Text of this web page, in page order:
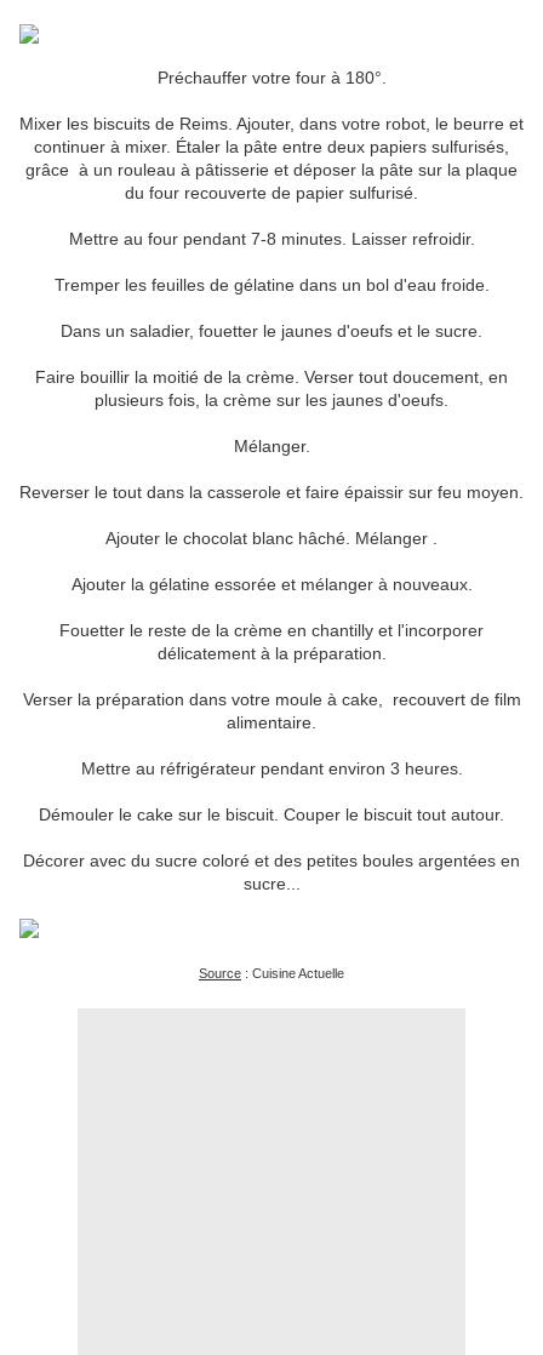
Préchauffer votre four à 180°.
Mixer les biscuits de Reims. Ajouter, dans votre robot, le beurre et
continuer à mixer. Étaler la pâte entre deux papiers sulfurisés,
grâce à un rouleau à pâtisserie et déposer la pâte sur la plaque
du four recouverte de papier sulfurisé.
Mettre au four pendant 7-8 minutes. Laisser refroidir.
Tremper les feuilles de gélatine dans un bol d'eau froide.
Dans un saladier, fouetter le jaunes d'oeufs et le sucre.
Faire bouillir la moitié de la crème. Verser tout doucement, en
plusieurs fois, la crème sur les jaunes d'oeufs.
Mélanger.
Reverser le tout dans la casserole et faire épaissir sur feu moyen.
Ajouter le chocolat blanc hâché. Mélanger .
Ajouter la gélatine essorée et mélanger à nouveaux.
Fouetter le reste de la crème en chantilly et l'incorporer
délicatement à la préparation.
Verser la préparation dans votre moule à cake, recouvert de film
alimentaire.
Mettre au réfrigérateur pendant environ 3 heures.
Démouler le cake sur le biscuit. Couper le biscuit tout autour.
Décorer avec du sucre coloré et des petites boules argentées en
sucre...
Source : Cuisine Actuelle